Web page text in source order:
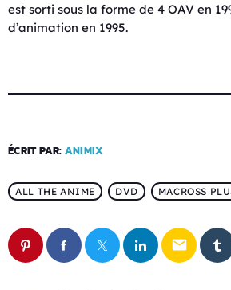
est sorti sous la forme de 4 OAV en
d’animation en 1995.
ÉCRIT PAR: ANIMIX
ALL THE ANIME DVD MACROSS
email